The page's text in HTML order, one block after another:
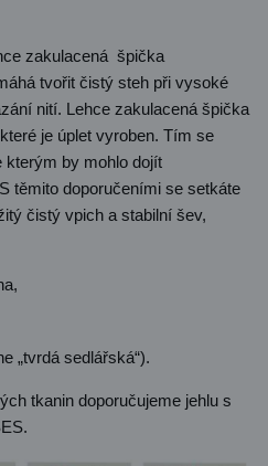
zakulacená  špička
tvořit čistý steh při vysoké
nití. Lehce zakulacená špička
je úplet vyroben. Tím se
kterým by mohlo dojít
těmito doporučeními se setkáte
čistý vpich a stabilní šev,
„tvrdá sedlářská“).
tkanin doporučujeme jehlu s